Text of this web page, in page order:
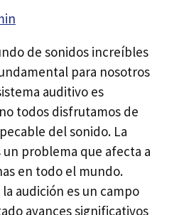
de sonidos increíbles
para nosotros
auditivo es
todos disfrutamos de
del sonido. La
problema que afecta a
en todo el mundo.
audición es un campo
avances significativos